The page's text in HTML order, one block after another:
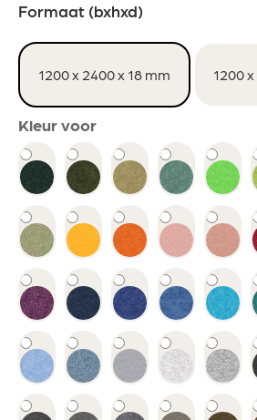
Formaat (bxhxd)
1200 x 2400 x 18 mm 1200
Kleur voor